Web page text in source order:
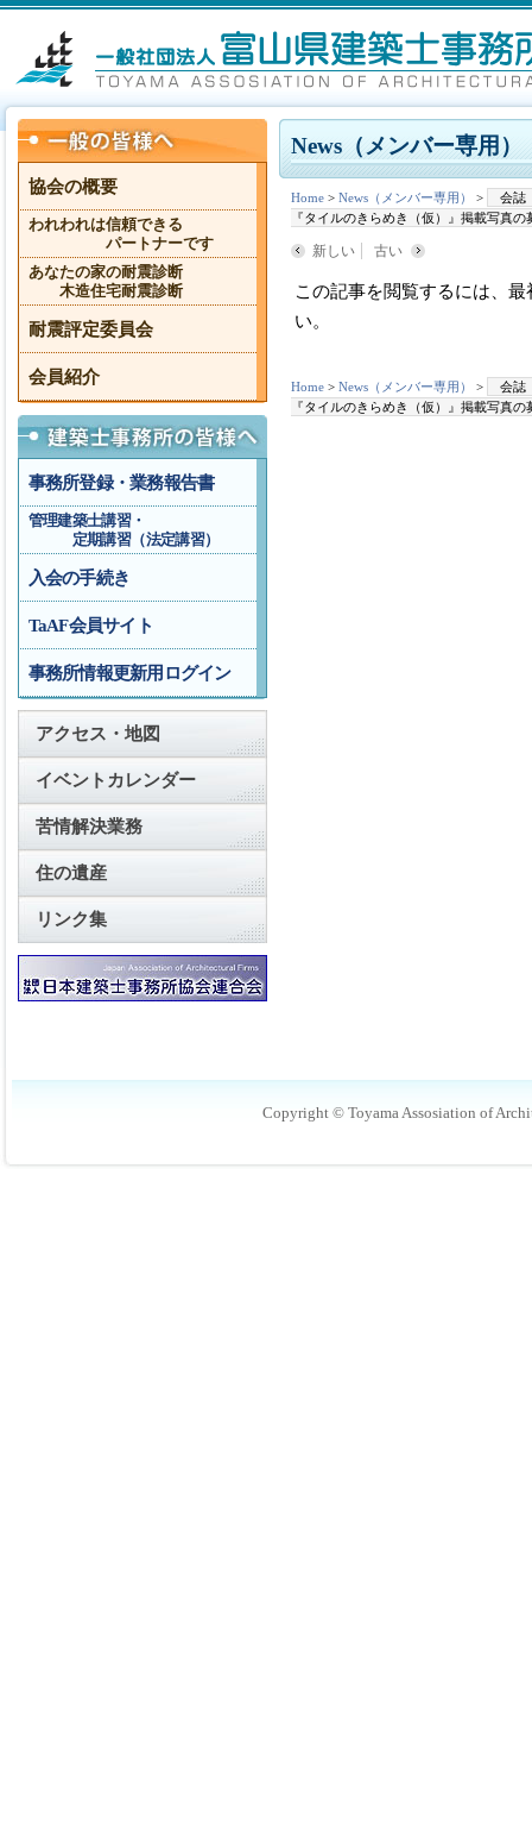
News（メンバー専用）
Home > News（メンバー専用） >
会誌
『タイルのきらめき（仮）』掲載写真の
新しい 古い
この記事を閲覧するには、
い。
Home > News（メンバー専用） >
会誌
『タイルのきらめき（仮）』掲載写真の
協会の概要
われわれは信頼できる
パートナーです
あなたの家の耐震診断
木造住宅耐震診断
耐震評定委員会
会員紹介
事務所登録・業務報告書
管理建築士講習・
定期講習（法定講習）
入会の手続き
TaAF会員サイト
事務所情報更新用ログイン
アクセス・地図
イベントカレンダー
苦情解決業務
住の遺産
リンク集
Copyright © Toyama Assosiation of